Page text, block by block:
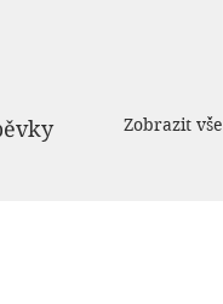
Zobrazit vše